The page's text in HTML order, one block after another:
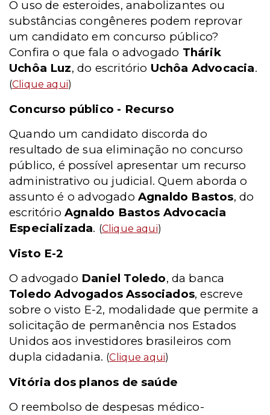
O uso de esteroides, anabolizantes ou
substâncias congêneres podem reprovar
um candidato em concurso público?
Confira o que fala o advogado Thárik
Uchôa Luz, do escritório Uchôa Advocacia.
(Clique aqui)
Concurso público - Recurso
Quando um candidato discorda do
resultado de sua eliminação no concurso
público, é possível apresentar um recurso
administrativo ou judicial. Quem aborda o
assunto é o advogado Agnaldo Bastos, do
escritórioAgnaldo Bastos Advocacia
Especializada. (Clique aqui)
Visto E-2
O advogado Daniel Toledo, da banca
Toledo Advogados Associados, escreve
sobre o visto E-2, modalidade que permite a
solicitação de permanência nos Estados
Unidos aos investidores brasileiros com
dupla cidadania. (Clique aqui)
Vitória dos planos de saúde
O reembolso de despesas médico-